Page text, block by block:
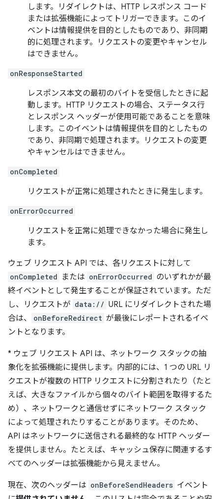
します。リダイレクトは、HTTP レスポンス コード
または拡張機能によってトリガーできます。このイ
ベントは情報提供を目的としたものであり、非同期
的に処理されます。リクエストの変更やキャンセル
はできません。
onResponseStarted
レスポンス本文の最初のバイトを受信したときに起
動します。HTTP リクエストの場合、ステータス行
とレスポンス ヘッダーが使用可能であることを意味
します。このイベントは情報提供を目的としたもの
であり、非同期で処理されます。リクエストの変更
やキャンセルはできません。
onCompleted
リクエストが正常に処理されたときに発生します。
onErrorOccurred
リクエストを正常に処理できなかった場合に発生し
ます。
ウェブ リクエスト API では、各リクエストに対して
onCompleted または onErrorOccurred のいずれかが最
終イベントとして発生することが保証されています。ただ
し、リクエストが data:// URL にリダイレクトされた場
合は、
onBeforeRedirect が最後にレポートされるイベ
ントとなります。
* ウェブ リクエスト API は、ネットワーク スタックの抽
象化を拡張機能に提供します。内部的には、1 つの URL リ
クエストが複数の HTTP リクエストに分割されたり（たと
えば、大きなファイルから個々のバイト範囲を取得するた
め）、ネットワークと通信せずにネットワーク スタック
によって処理されたりすることがあります。そのため、
API はネットワークに送信される最終的な HTTP ヘッダー
を提供しません。たとえば、キャッシュ保存に関連するす
べてのヘッダーは拡張機能から見えません。
現在、次のヘッダーは onBeforeSendHeaders イベント